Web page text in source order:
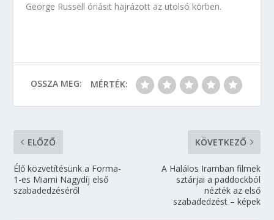
George Russell óriásit hajrázott az utolsó körben.
OSSZA MEG: MÉRTÉK:
ELŐZŐ
Élő közvetítésünk a Forma-
1-es Miami Nagydíj első
szabadedzéséről
KÖVETKEZŐ
A Halálos Iramban filmek
sztárjai a paddockból
nézték az első
szabadedzést – képek